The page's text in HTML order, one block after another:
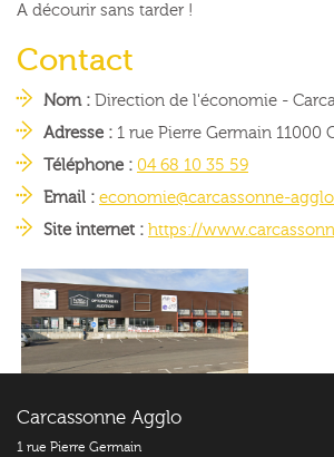
A décourir sans tarder !
Contact
Nom : Direction de l'économie -
Adresse : 1 rue Pierre Germain 11000
Téléphone : 04 68 10 35 59
Email : economie@carcassonne-
Site internet : https://
Carcassonne Agglo
1 rue Pierre Germain